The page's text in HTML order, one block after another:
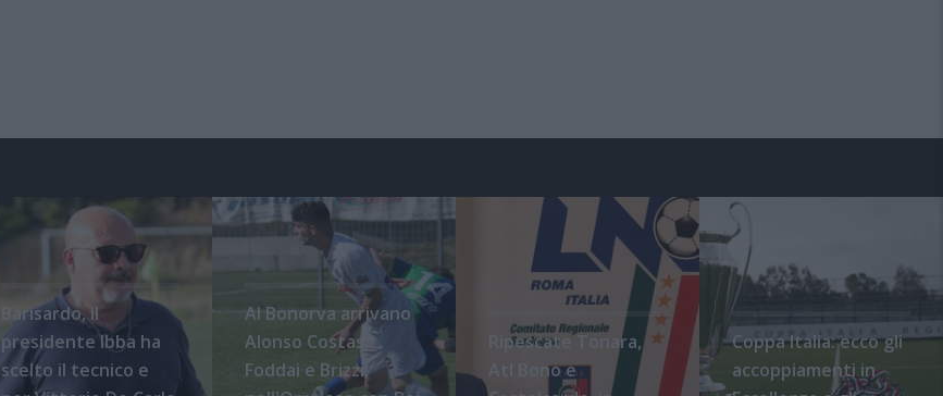
Barisardo, il
presidente Ibba ha
scelto il tecnico e
Al Bonorva arrivano
Alonso Costas,
Foddai e Brizzi,
Ripescate Tonara,
Atl Bono e
Coppa Italia: ecco gli
accoppiamenti in